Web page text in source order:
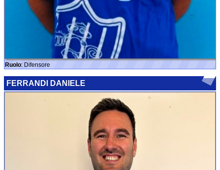
Ruolo: Difensore
FERRANDI DANIELE